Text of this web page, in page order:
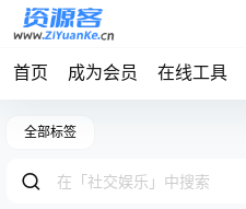
首页 成为会员 在线工具
全部标签